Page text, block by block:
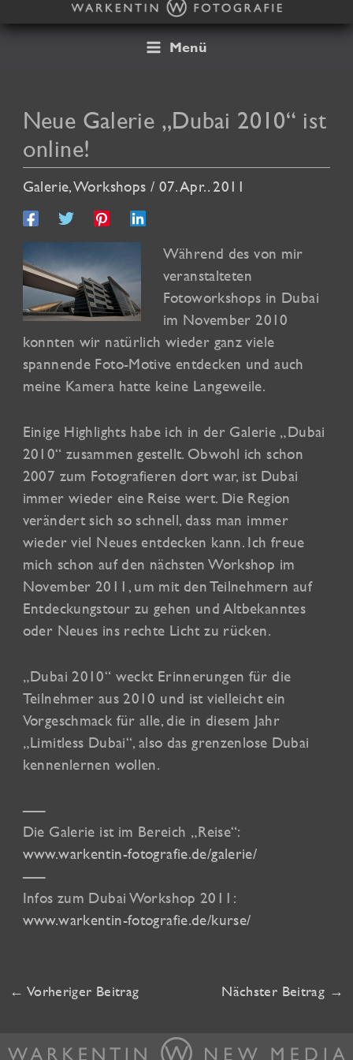
Inhalt
Menü
Neue Galerie „Dubai 2010“ ist
online!
Galerie,Workshops / 07. Apr.. 2011
Während des von mir
veranstalteten
Fotoworkshops in Dubai
im November 2010
konnten wir natürlich wieder ganz viele
spannende Foto-Motive entdecken und auch
meine Kamera hatte keine Langeweile.
Einige Highlights habe ich in der Galerie „Dubai
2010“ zusammen gestellt. Obwohl ich schon
2007 zum Fotografieren dort war, ist Dubai
immer wieder eine Reise wert. Die Region
verändert sich so schnell, dass man immer
wieder viel Neues entdecken kann. Ich freue
mich schon auf den nächsten Workshop im
November 2011, um mit den Teilnehmern auf
Entdeckungstour zu gehen und Altbekanntes
oder Neues ins rechte Licht zu rücken.
„Dubai 2010“ weckt Erinnerungen für die
Teilnehmer aus 2010 und ist vielleicht ein
Vorgeschmack für alle, die in diesem Jahr
„Limitless Dubai“, also das grenzenlose Dubai
kennenlernen wollen.
—–
Die Galerie ist im Bereich „Reise“:
www.warkentin-fotografie.de/galerie/
—–
Infos zum Dubai Workshop 2011:
www.warkentin-fotografie.de/kurse/
← Vorheriger Beitrag Nächster Beitrag →